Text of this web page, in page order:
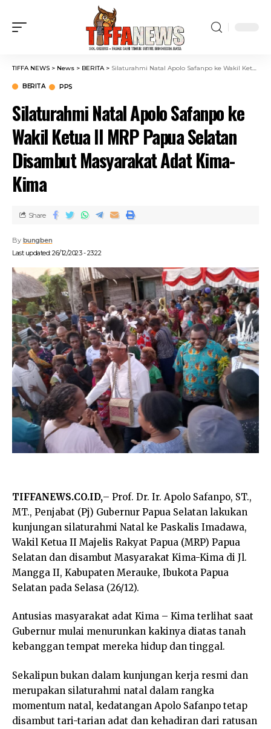
TIFFA NEWS > News > BERITA> Silaturahmi Natal Apolo Safanpo ke Wakil Ketua II MRP Papua Selatan Disambut Masyarakat Adat Kima-Kima
BERITA PPS
Silaturahmi Natal Apolo Safanpo ke
Wakil Ketua II MRP Papua Selatan
Disambut Masyarakat Adat Kima-
Kima
Last updated: 26/12/2023 - 23:22
By bungben
Share
TIFFANEWS.CO.ID,– Prof. Dr. Ir. Apolo Safanpo, ST.,
MT., Penjabat (Pj) Gubernur Papua Selatan lakukan
kunjungan silaturahmi Natal ke Paskalis Imadawa,
Wakil Ketua II Majelis Rakyat Papua (MRP) Papua
Selatan dan disambut Masyarakat Kima-Kima di Jl.
Mangga II, Kabupaten Merauke, Ibukota Papua
Selatan pada Selasa (26/12).
Antusias masyarakat adat Kima – Kima terlihat saat
Gubernur mulai menurunkan kakinya diatas tanah
kebanggan tempat mereka hidup dan tinggal.
Sekalipun bukan dalam kunjungan kerja resmi dan
merupakan silaturahmi natal dalam rangka
momentum natal, kedatangan Apolo Safanpo tetap
disambut tari-tarian adat dan kehadiran dari ratusan